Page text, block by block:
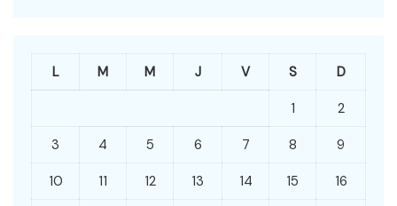
L M M J V S D
1 2
3 4 5 6 7 8 9
10 11 12 13 14 15 16